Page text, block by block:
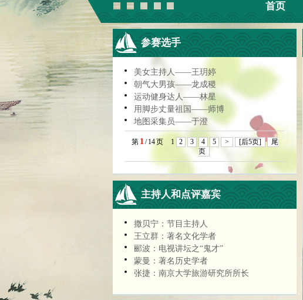
首页
参赛选手
美女主持人——王玥婷
朝气大男孩——龙成稷
运动健身达人——林星
用脚步丈量祖国——师博
地图采集员——于澄
第 1 / 14页 1 2 3 4 5 > [后5页]
尾
页
主持人和点评嘉宾
撒贝宁：节目主持人
王立群：著名文化学者
郦波：电视讲坛之“鬼才”
蒙曼：著名历史学者
张捷：南京大学旅游研究所所长